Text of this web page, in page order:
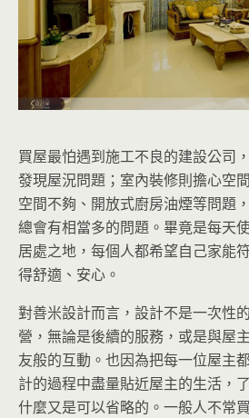
買屋最怕遇到施工不良的建設公司
發現屋況問題；室內裝修則擔心空
空間不夠、開放式廚房油煙等問題
總會有相當多的問題。畢竟是每天
居處之地，每個人都希望自己家能
得舒適、安心。
對善米設計而言，設計不是一次性
營，無論是後續的服務，或是與屋
友般的互動。也因為把每一位屋主
計的過程中盡量貼近屋主的生活，
什麼又是可以省略的。一般人不常